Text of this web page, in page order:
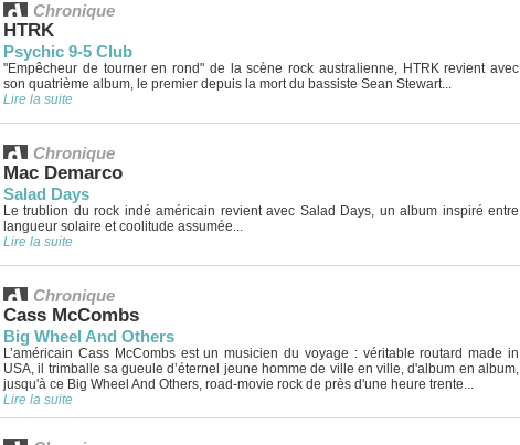
Chronique
HTRK
Psychic 9-5 Club
"Empêcheur de tourner en rond" de la scène rock australienne, HTRK revient avec
son quatrième album, le premier depuis la mort du bassiste Sean Stewart...
Lire la suite
Chronique
Mac Demarco
Salad Days
Le trublion du rock indé américain revient avec Salad Days, un album inspiré entre
langueur solaire et coolitude assumée...
Lire la suite
Chronique
Cass McCombs
Big Wheel And Others
L’américain Cass McCombs est un musicien du voyage : véritable routard made in
USA, il trimballe sa gueule d’éternel jeune homme de ville en ville, d'album en album,
jusqu'à ce Big Wheel And Others, road-movie rock de près d'une heure trente...
Lire la suite